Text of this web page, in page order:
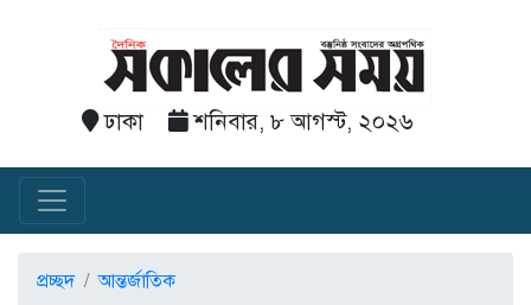
ঢাকা শনিবার, ৮ আগস্ট, ২০২৬
প্রচ্ছদ আন্তর্জাতিক